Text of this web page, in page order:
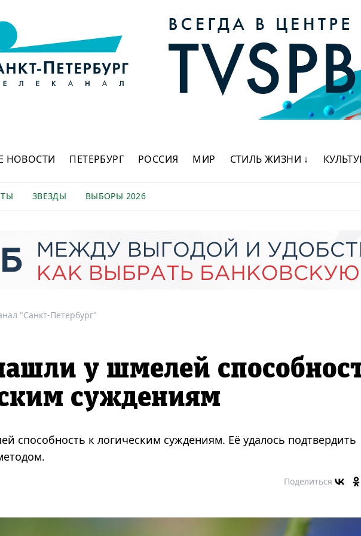
НОВОСТИ ПЕТЕРБУРГ РОССИЯ МИР СТИЛЬ ЖИЗНИ ↓
ЗВЕЗДЫ ВЫБОРЫ 2026
"Санкт-Петербург"
у шмелей
суждениям
способность к логическим суждениям. Её удалось подтвердить
Поделиться